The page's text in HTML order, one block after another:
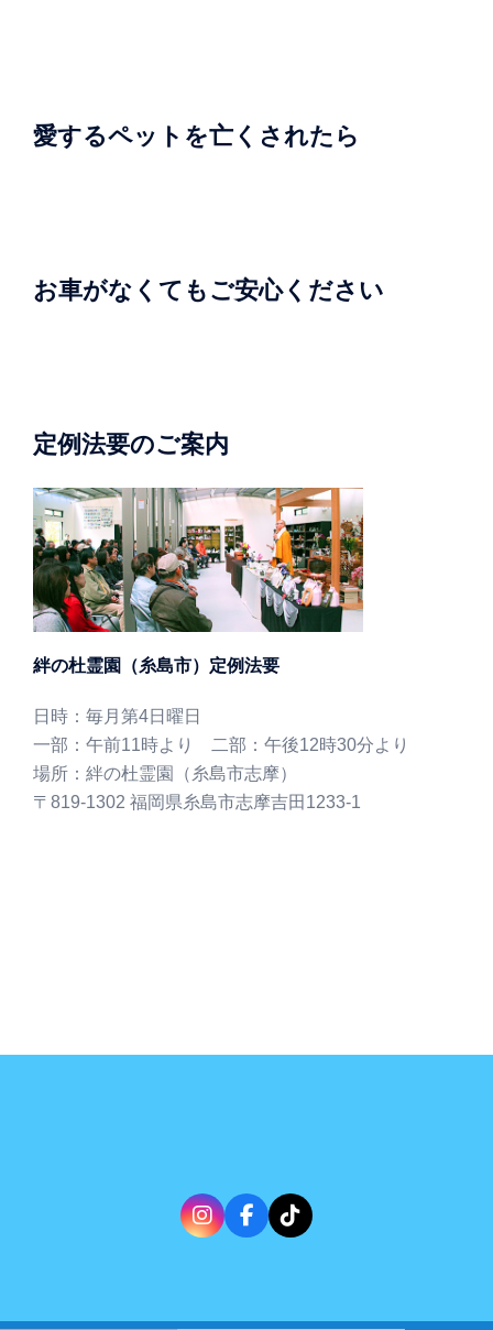
愛するペットを亡くされたら
お車がなくてもご安心ください
定例法要のご案内
絆の杜霊園（糸島市）定例法要
日時：毎月第4日曜日
一部：午前11時より 二部：午後12時30分より
場所：絆の杜霊園（糸島市志摩）
〒819-1302 福岡県糸島市志摩吉田1233-1